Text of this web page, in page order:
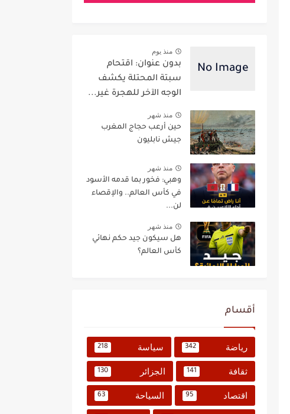
منذ يوم
بدون عنوان: اقتحام
سبتة المحتلة يكشف
الوجه الآخر للهجرة غير...
منذ شهر
حين أرعب حجاج المغرب
جيش نابليون
منذ شهر
وهبي: فخور بما قدمه الأسود
في كأس العالم.. والإقصاء
لن...
منذ شهر
هل سيكون جيد حكم نهائي
كأس العالم؟
أقسام
رياضة 342 سياسة 218
ثقافة 141 الجزائر 130
اقتصاد 95 السياحة 63